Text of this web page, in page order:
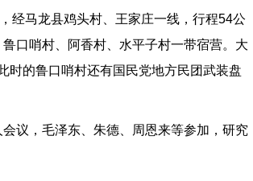
经马龙县鸡头村、王家庄一线，行程54公
口哨村、阿香村、水平子村一带宿营。大
时的鲁口哨村还有国民党地方民团武装盘
议，毛泽东、朱德、周恩来等参加，研究